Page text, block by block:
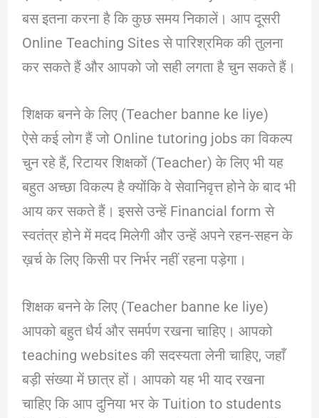
बस इतना करना है कि कुछ समय निकालें। आप दूसरी
Online Teaching Sites से पारिश्रमिक की तुलना
कर सकते हैं और आपको जो सही लगता है चुन सकते हैं।
शिक्षक बनने के लिए (Teacher banne ke liye)
ऐसे कई लोग हैं जो Online tutoring jobs का विकल्प
चुन रहे हैं, रिटायर शिक्षकों (Teacher) के लिए भी यह
बहुत अच्छा विकल्प है क्योंकि वे सेवानिवृत्त होने के बाद भी
आय कर सकते हैं। इससे उन्हें Financial form से
स्वतंत्र होने में मदद मिलेगी और उन्हें अपने रहन-सहन के
ख़र्च के लिए किसी पर निर्भर नहीं रहना पड़ेगा।
शिक्षक बनने के लिए (Teacher banne ke liye)
आपको बहुत धैर्य और समर्पण रखना चाहिए। आपको
teaching websites की सदस्यता लेनी चाहिए, जहाँ
बड़ी संख्या में छात्र हों। आपको यह भी याद रखना
चाहिए कि आप दुनिया भर के Tuition to students